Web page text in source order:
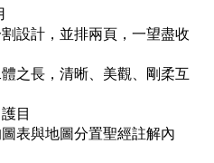
設計，並排兩頁，一望盡收
之長，清晰、美觀、剛柔互
目
表與地圖分置聖經註解內